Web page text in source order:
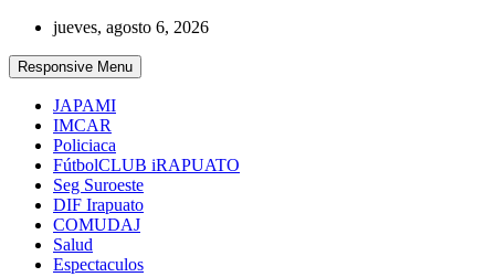
Skip
content
jueves, agosto 6, 2026
Responsive Menu
JAPAMI
IMCAR
Policiaca
FútbolCLUB iRAPUATO
Seg Suroeste
DIF Irapuato
COMUDAJ
Salud
Espectaculos